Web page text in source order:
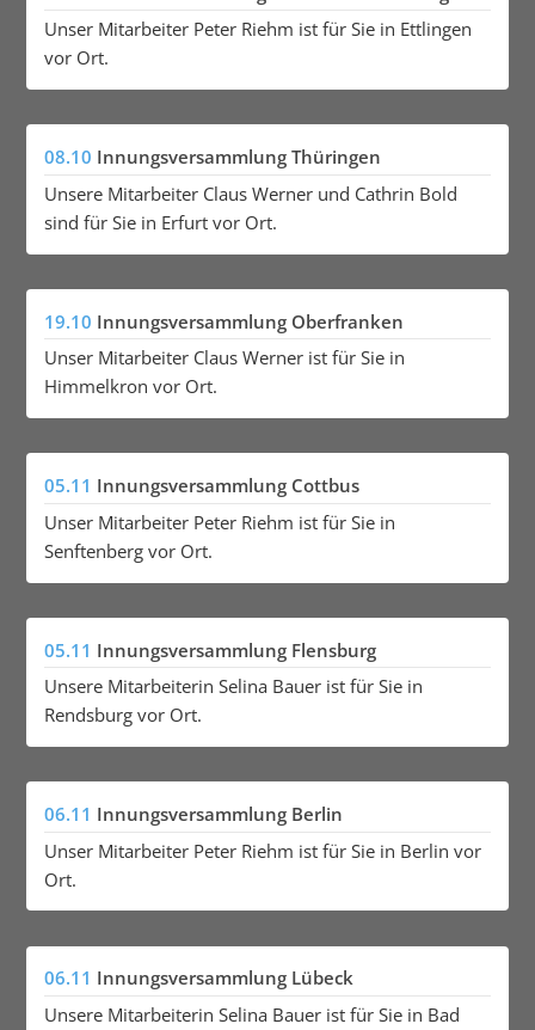
Unser Mitarbeiter Peter Riehm ist für Sie in Ettlingen
vor Ort.
08.10 Innungsversammlung Thüringen
Unsere Mitarbeiter Claus Werner und Cathrin Bold
sind für Sie in Erfurt vor Ort.
19.10 Innungsversammlung Oberfranken
Unser Mitarbeiter Claus Werner ist für Sie in
Himmelkron vor Ort.
05.11 Innungsversammlung Cottbus
Unser Mitarbeiter Peter Riehm ist für Sie in
Senftenberg vor Ort.
05.11 Innungsversammlung Flensburg
Unsere Mitarbeiterin Selina Bauer ist für Sie in
Rendsburg vor Ort.
06.11 Innungsversammlung Berlin
Unser Mitarbeiter Peter Riehm ist für Sie in Berlin vor
Ort.
06.11 Innungsversammlung Lübeck
Unsere Mitarbeiterin Selina Bauer ist für Sie in Bad